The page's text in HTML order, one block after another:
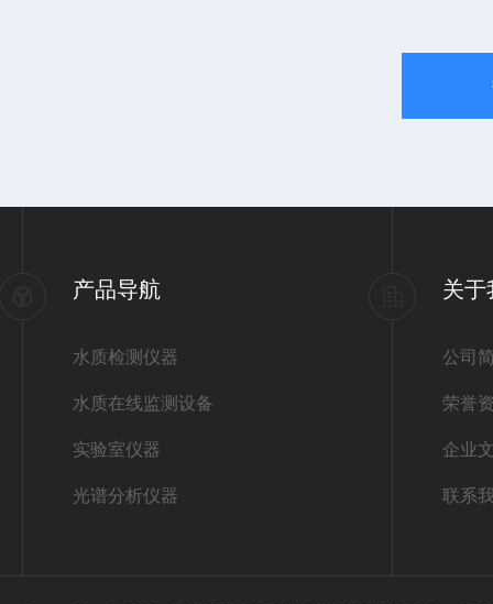
产品导航
水质检测仪器
水质在线监测设备
实验室仪器
光谱分析仪器
关于
公司
荣誉
企业
联系